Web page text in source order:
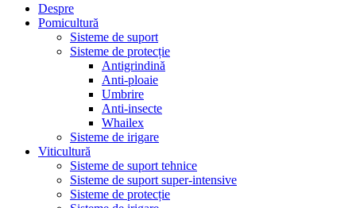
Despre
Pomicultură
Sisteme de suport
Sisteme de protecție
Antigrindină
Anti-ploaie
Umbrire
Anti-insecte
Whailex
Sisteme de irigare
Viticultură
Sisteme de suport tehnice
Sisteme de suport super-intensive
Sisteme de protecție